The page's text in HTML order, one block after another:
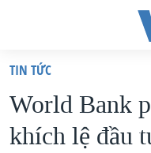
truy
cập
Tới
VIỆT NAM
HOA KỲ
TIN TỨC
World Bank
khích lệ đầu